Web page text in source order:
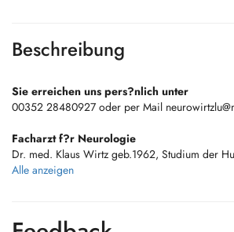
Beschreibung
Sie erreichen uns pers?nlich unter
00352 28480927 oder per Mail
Facharzt f?r Neurologie
Dr. med. Klaus Wirtz geb.1962, Studium der
Albert Ludwigs Universit?t Freiburg und der
Abteilung von 19952001 im Caritas
Alle anzeigen